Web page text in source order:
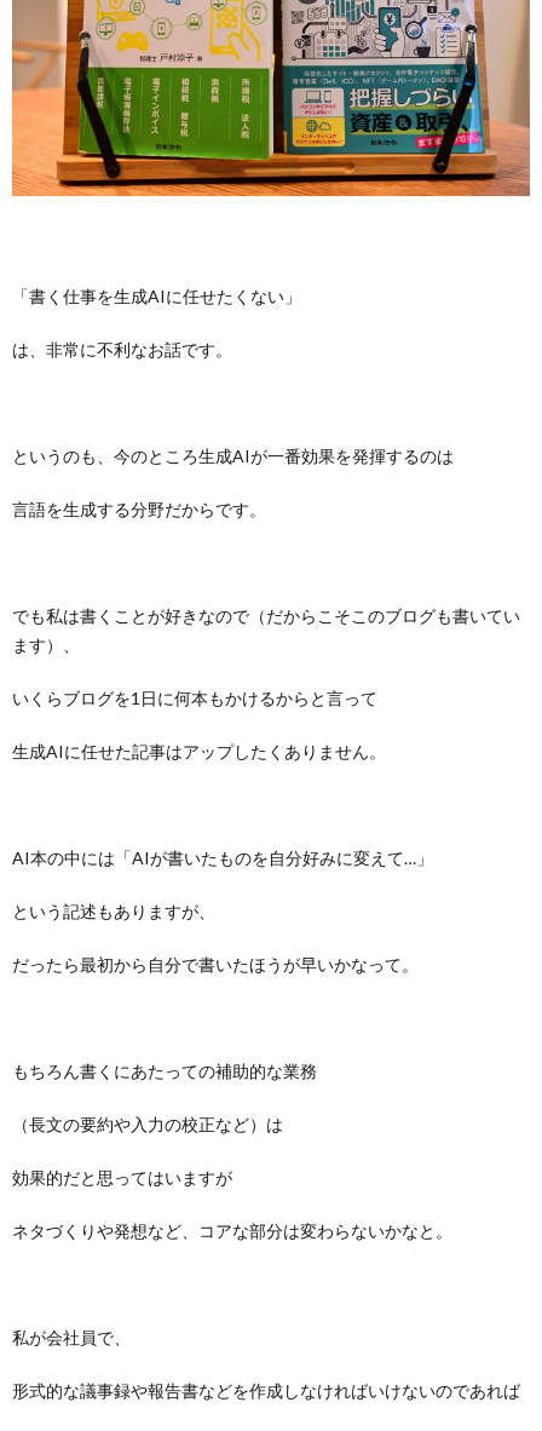
「書く仕事を生成AIに任せたくない」
は、非常に不利なお話です。
というのも、今のところ生成AIが一番効果を発揮するのは
言語を生成する分野だからです。
でも私は書くことが好きなので（だからこそこのブログも書いてい
ます）、
いくらブログを1日に何本もかけるからと言って
生成AIに任せた記事はアップしたくありません。
AI本の中には「AIが書いたものを自分好みに変えて…」
という記述もありますが、
だったら最初から自分で書いたほうが早いかなって。
もちろん書くにあたっての補助的な業務
（長文の要約や入力の校正など）は
効果的だと思ってはいますが
ネタづくりや発想など、コアな部分は変わらないかなと。
私が会社員で、
形式的な議事録や報告書などを作成しなければいけないのであれば